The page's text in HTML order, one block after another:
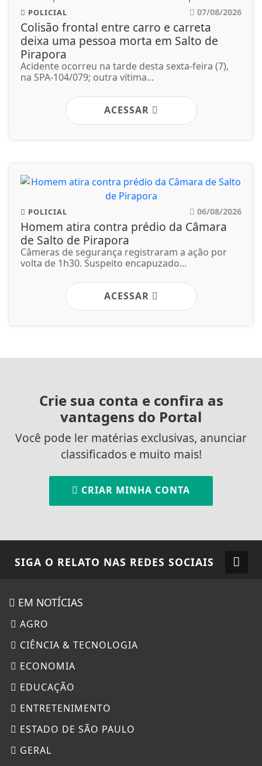
POLICIAL 07/08/2026
Colisão frontal entre carro e carreta
deixa uma pessoa morta em Salto de
Pirapora
Acidente ocorreu na tarde desta sexta-feira (7),
na SPA-104/079; outra vítima...
ACESSAR
POLICIAL 06/08/2026
Homem atira contra prédio da Câmara
de Salto de Pirapora
Câmeras de segurança registraram a ação por
volta de 1h30. Suspeito encapuzado...
ACESSAR
Crie sua conta e confira as
vantagens do Portal
Você pode ler matérias exclusivas, anunciar
classificados e muito mais!
CRIAR MINHA CONTA
SIGA O RELATO NAS REDES SOCIAIS
EM NOTÍCIAS
AGRO
CIÊNCIA & TECNOLOGIA
ECONOMIA
EDUCAÇÃO
ENTRETENIMENTO
ESTADO DE SÃO PAULO
GERAL